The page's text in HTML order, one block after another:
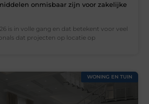
onmisbaar zijn voor zakelijke
is in volle gang en dat betekent voor veel
dat projecten op locatie op
WONING EN TUIN